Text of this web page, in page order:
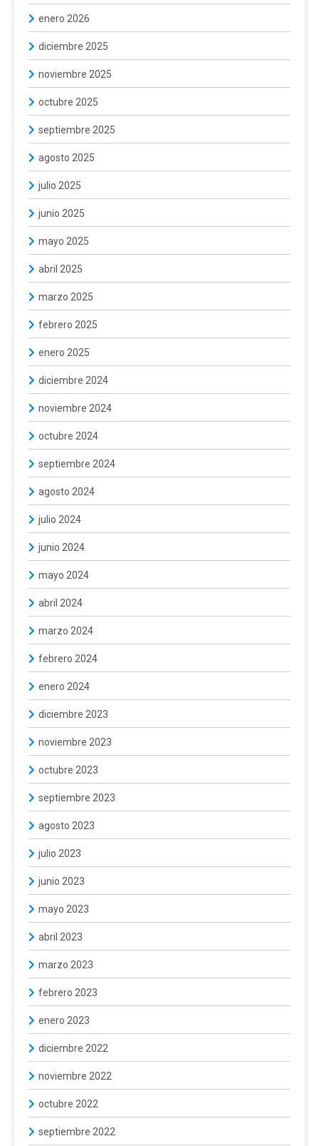
enero 2026
diciembre 2025
noviembre 2025
octubre 2025
septiembre 2025
agosto 2025
julio 2025
junio 2025
mayo 2025
abril 2025
marzo 2025
febrero 2025
enero 2025
diciembre 2024
noviembre 2024
octubre 2024
septiembre 2024
agosto 2024
julio 2024
junio 2024
mayo 2024
abril 2024
marzo 2024
febrero 2024
enero 2024
diciembre 2023
noviembre 2023
octubre 2023
septiembre 2023
agosto 2023
julio 2023
junio 2023
mayo 2023
abril 2023
marzo 2023
febrero 2023
enero 2023
diciembre 2022
noviembre 2022
octubre 2022
septiembre 2022